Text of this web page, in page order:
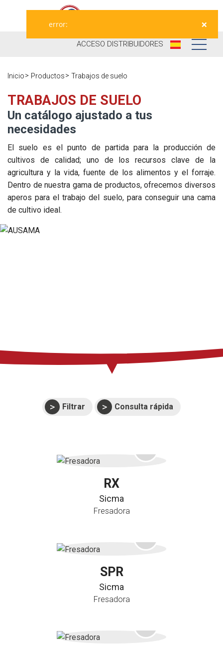
ACCESO DISTRIBUIDORES
Marcas que
trabajamos
Encuesta de
satisfacción
Distribuidores
Postventa
Registra tu
máquina
Actualidad
Contacto
Inicio Productos Trabajos de suelo
TRABAJOS DE SUELO
Un catálogo ajustado a tus
necesidades
El suelo es el punto de partida para la producción de
cultivos de calidad; uno de los recursos clave de la
agricultura y la vida, fuente de los alimentos y el forraje.
Dentro de nuestra gama de productos, ofrecemos diversos
aperos para el trabajo del suelo, para conseguir una cama
de cultivo ideal.
Filtrar Consulta rápida
RX
Sicma
Fresadora
SPR
Sicma
Fresadora
×
error: